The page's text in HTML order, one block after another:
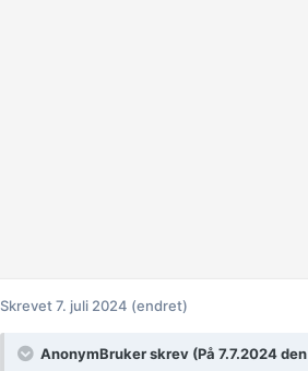
Skrevet7. juli 2024 (endret)
AnonymBruker skrev (På 7.7.2024